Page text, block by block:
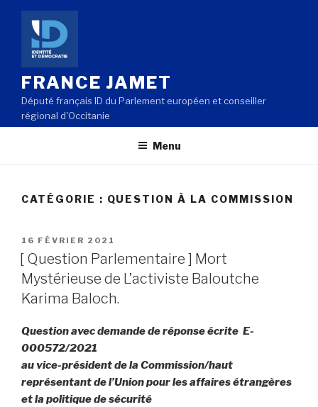
Aller
contenu
principal
FRANCE JAMET
Député français ID du Parlement européen et conseiller
régional d'Occitanie
Menu
CATÉGORIE : QUESTION À LA COMMISSION
PUBLIÉ
LE
16 FÉVRIER 2021
[ Question Parlementaire ] Mort
Mystérieuse de L’activiste Baloutche
Karima Baloch.
Question avec demande de réponse écrite E-
000572/2021
au vice-président de la Commission/haut
représentant de l’Union pour les affaires étrangères
et la politique de sécurité